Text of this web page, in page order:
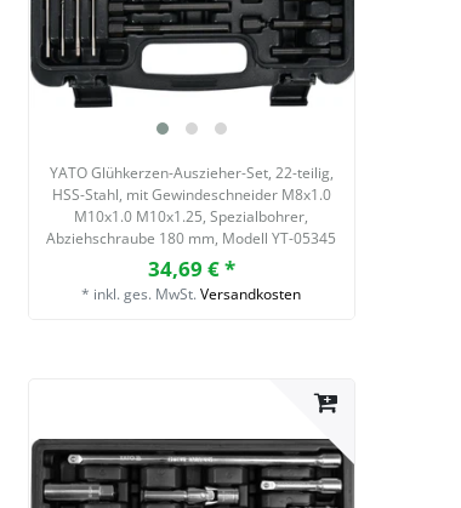
YATO Glühkerzen-Auszieher-Set, 22-teilig,
HSS-Stahl, mit Gewindeschneider M8x1.0
M10x1.0 M10x1.25, Spezialbohrer,
Abziehschraube 180 mm, Modell YT-05345
34,69 € *
* inkl. ges. MwSt. Versandkosten